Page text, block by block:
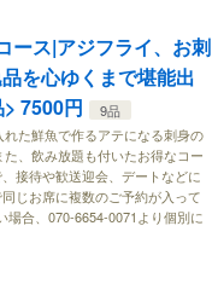
ース|アジフライ、お刺
を心ゆくまで堪能出
7500円
9品
た鮮魚で作るアテになる刺身の
、飲み放題も付いたお得なコー
接待や歓送迎会、デートなどに
じお席に複数のご予約が入って
場合、070-6654-0071より個別に